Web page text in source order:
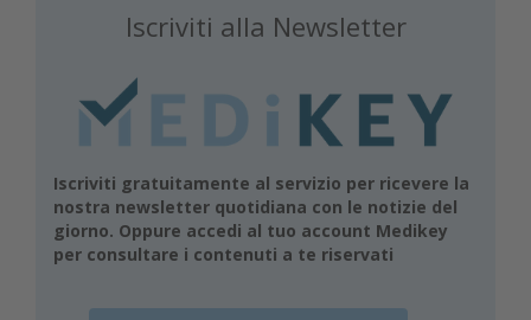
Iscriviti alla Newsletter
Iscriviti gratuitamente al servizio per ricevere la
nostra newsletter quotidiana con le notizie del
giorno. Oppure accedi al tuo account Medikey
per consultare i contenuti a te riservati